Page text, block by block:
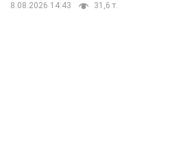
8.08.2026 14:43 31,6 т.